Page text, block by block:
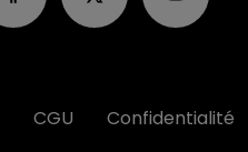
CGU Confidentialité